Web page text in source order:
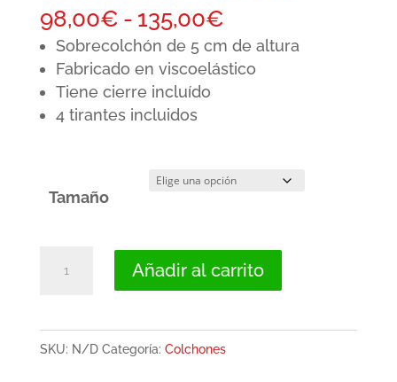
98,00€ - 135,00€Rango
de
precios:
135,00€
Sobrecolchón de 5 cm de altura
Fabricado en viscoelástico
Tiene cierre incluído
4 tirantes incluidos
Tamaño
(sobrecolchón)
Añadir al carrito
SKU: N/D Categoría: Colchones